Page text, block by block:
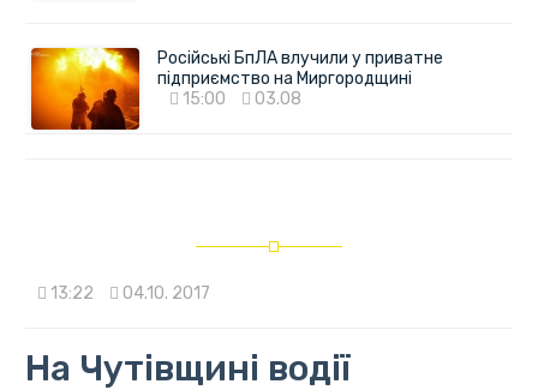
Російські БпЛА влучили у приватне
підприємство на Миргородщині
15:00
03.08
13:22 04.10. 2017
На Чутівщині водії